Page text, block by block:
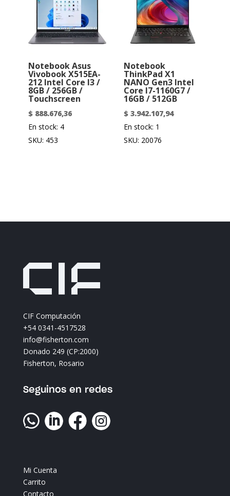
Notebook Asus
Vivobook X515EA-
212 Intel Core I3 /
8GB / 256GB /
Touchscreen
$888.676,36
En stock: 4
SKU: 453
Notebook
ThinkPad X1
NANO Gen3 Intel
Core I7-1160G7 /
16GB / 512GB
$ 3.942.107,94
En stock: 1
SKU: 20076
CIF Computación
+54 0341-4517528
info@fisherton.com
Donado 249 (CP:2000)
Fisherton, Rosario
Seguinos en redes
   
Mi Cuenta
Carrito
Contacto